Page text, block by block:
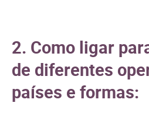
2. Como ligar
de diferentes
países e formas: